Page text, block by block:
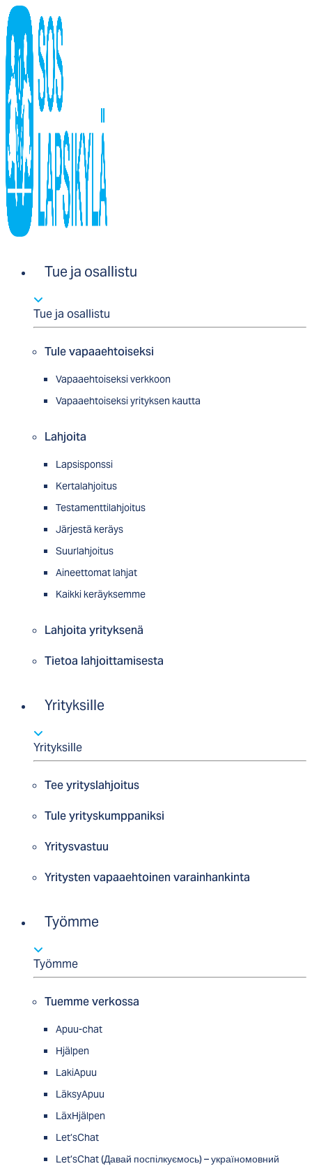
Tue ja osallistu
Tue ja osallistu
Tule vapaaehtoiseksi
Vapaaehtoiseksi verkkoon
Vapaaehtoiseksi yrityksen kautta
Lahjoita
Lapsisponssi
Kertalahjoitus
Testamenttilahjoitus
Järjestä keräys
Suurlahjoitus
Aineettomat lahjat
Kaikki keräyksemme
Lahjoita yrityksenä
Tietoa lahjoittamisesta
Yrityksille
Yrityksille
Tee yrityslahjoitus
Tule yrityskumppaniksi
Yritysvastuu
Yritysten vapaaehtoinen varainhankinta
Työmme
Työmme
Tuemme verkossa
Apuu-chat
Hjälpen
LakiApuu
LäksyApuu
LäxHjälpen
Let’sChat
Let’sChat (Давай поспілкуємось) – україномовний